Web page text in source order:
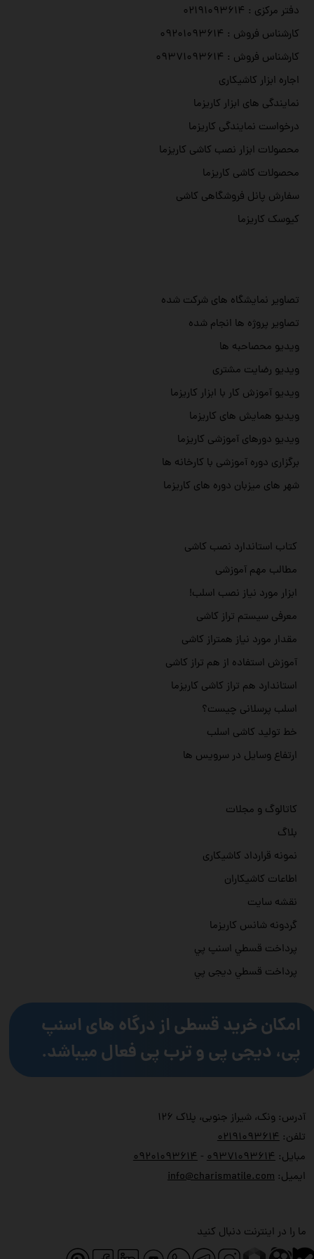
ما را در اینترنت دنبال کنید
آدرس: ونک، شیراز جنوبی، پلاک ۱۲۶
تلفن:
۰۲۱۹۱۰۹۳۶۱۴
مبایل:
۰۹۳۷۱۰۹۳۶۱۴ - ۰۹۲۰۱۰۹۳۶۱۴
ایمیل:info@charismatile.com
تصاویر نمایشگاه های شرکت شده
تصاویر پروژه ها انجام شده
ویدیو محصاحبه ها
ویدیو رضایت مشتری
ویدیو آموزش کار با ابزار کاریزما
ویدیو همایش های کاریزما
ویدیو دورهای آموزشی کاریزما
برگزاری دوره آموزشی با کارخانه ها
شهر های میزبان دوره های کاریزما
دفتر مرکزی : ۰۲۱۹۱۰۹۳۶۱۴
کارشناس فروش : ۰۹۲۰۱۰۹۳۶۱۴
کارشناس فروش : ۰۹۳۷۱۰۹۳۶۱۴
اجاره ابزار کاشیکاری
نمایندگی های ابزار کاریزما
درخواست نمایندگی کاریزما
محصولات ابزار نصب کاشی کاریزما
محصولات کاشی کاریزما
سفارش پانل فروشگاهی کاشی
کیوسک کاریزما
کاتالوگ و مجلات
بلاگ
نمونه قرارداد کاشیکاری
اطاعات کاشیکاران
نقشه سایت
گردونه شانس کاریزما
پرداخت قسطي اسنپ پي
پرداخت قسطي دیجی پي
کتاب استاندارد نصب کاشی
مطالب مهم آموزشی
ابزار مورد نیاز نصب اسلب!
معرفی سیستم تراز کاشی
مقدار مورد نیاز همتراز کاشی
آموزش استفاده از هم تراز کاشی
استاندارد هم تراز کاشی کاریزما
اسلب پرسلانی چیست؟
خط تولید کاشی اسلب
ارتفاع وسایل در سرویس ها
امکان خرید قسطی از درگاه های اسنپ
پی، دیجی پی و ترب پی فعال میباشد.